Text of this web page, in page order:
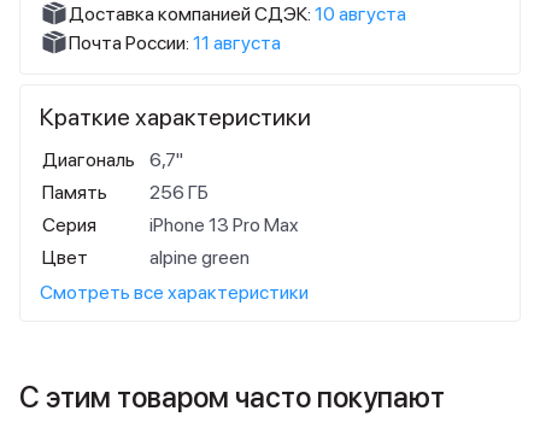
Доставка компанией СДЭК: 10 августа
Почта России: 11 августа
Краткие характеристики
Диагональ
6,7"
Память
256 ГБ
Серия
iPhone 13 Pro Max
Цвет
alpine green
Смотреть все характеристики
С этим товаром часто покупают